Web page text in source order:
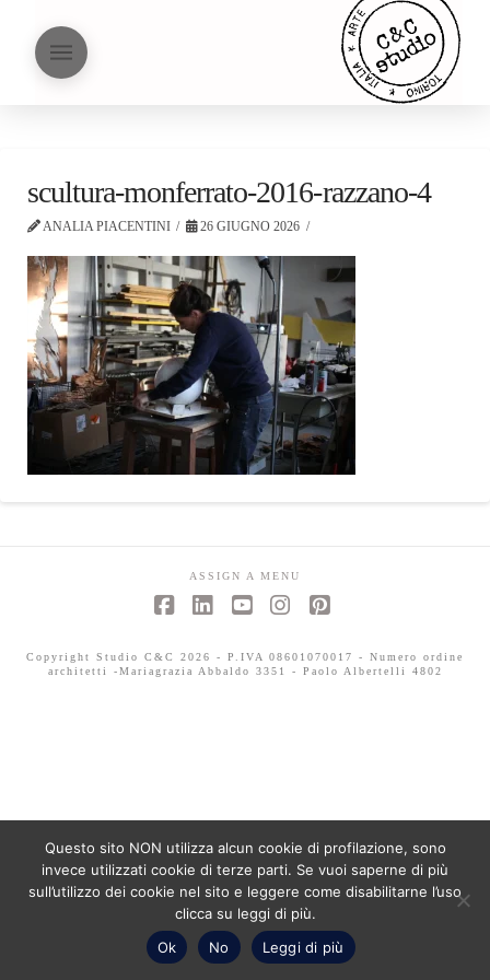
scultura-monferrato-2016-razzano-4
ANALIA PIACENTINI 26 GIUGNO 2026
ASSIGN A MENU
Copyright Studio C&C 2026 - P.IVA 08601070017 - Numero ordine
architetti -Mariagrazia Abbaldo 3351 - Paolo Albertelli 4802
Questo sito NON utilizza alcun cookie di profilazione, sono
invece utilizzati cookie di terze parti. Se vuoi saperne di più
sull’utilizzo dei cookie nel sito e leggere come disabilitarne l’uso
clicca su leggi di più.
Ok
No Leggi di più